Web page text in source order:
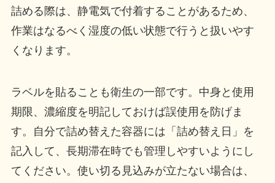
詰める際は、静電気で付着することがあるため、
作業はなるべく湿度の低い状態で行うと扱いやす
くなります。
ラベルを貼ることも衛生の一部です。中身と使用
期限、濃縮度を明記しておけば誤使用を防げま
す。自分で詰め替えた容器には「詰め替え日」を
記入して、長期滞在時でも管理しやすいようにし
てください。使い切る見込みが立たない場合は、